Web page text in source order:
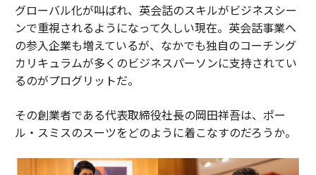
グローバル化が叫ばれ、英会話のスキルがビジネスシー
ンで重視されるようになって久しい現在。英会話事業へ
の参入企業も増えているが、なかでも独自のコーチング
カリキュラムが多くのビジネスパーソンに支持されてい
るのがプログリットだ。
その創業者である代表取締役社長の岡田祥吾は、ポー
ル・スミスのスーツをどのように着こなすのだろうか。